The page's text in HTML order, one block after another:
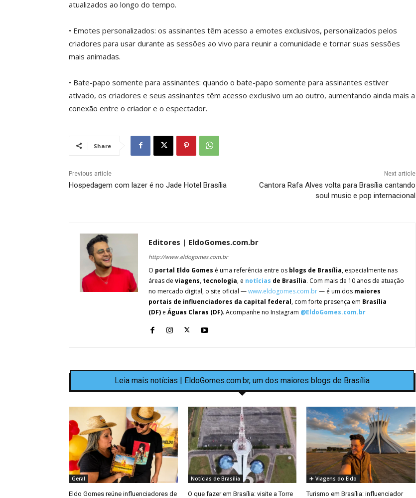
atualizados ao longo do tempo.
• Emotes personalizados: os assinantes têm acesso a emotes exclusivos, personalizados pelos
criadores para usar durante as sessões ao vivo para reunir a comunidade e tornar suas sessões
mais animadas.
• Bate-papo somente para assinantes: quando o bate-papo somente para assinantes estiver
ativado, os criadores e seus assinantes têm acesso exclusivo um ao outro, aumentando ainda mais a
conexão entre o criador e o espectador.
Share
Previous article
Hospedagem com lazer é no Jade Hotel Brasília
Next article
Cantora Rafa Alves volta para Brasília cantando
soul music e pop internacional
Editores | EldoGomes.com.br
http://www.eldogomes.com.br
O portal Eldo Gomes é uma referência entre os blogs de Brasília, especialmente nas
áreas de viagens, tecnologia, e notícias de Brasília. Com mais de 10 anos de atuação
no mercado digital, o site oficial —www.eldogomes.com.br— é um dos maiores
portais de influenciadores da capital federal, com forte presença em Brasília
(DF) e Águas Claras (DF). Acompanhe no Instagram @EldoGomes.com.br
Leia mais notícias | EldoGomes.com.br, um dos maiores blogs de Brasília
Geral
Eldo Gomes reúne influenciadores de
Notícias de Brasília
O que fazer em Brasília: visite a Torre
✈️ Viagens do Eldo
Turismo em Brasília: influenciador